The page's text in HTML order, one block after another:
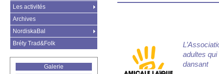
adultes
dansant
Les activités
Archives
NordiskaBal
Bréty Trad&Folk
Galerie